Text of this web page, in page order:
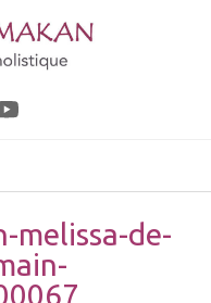
melissa-de-